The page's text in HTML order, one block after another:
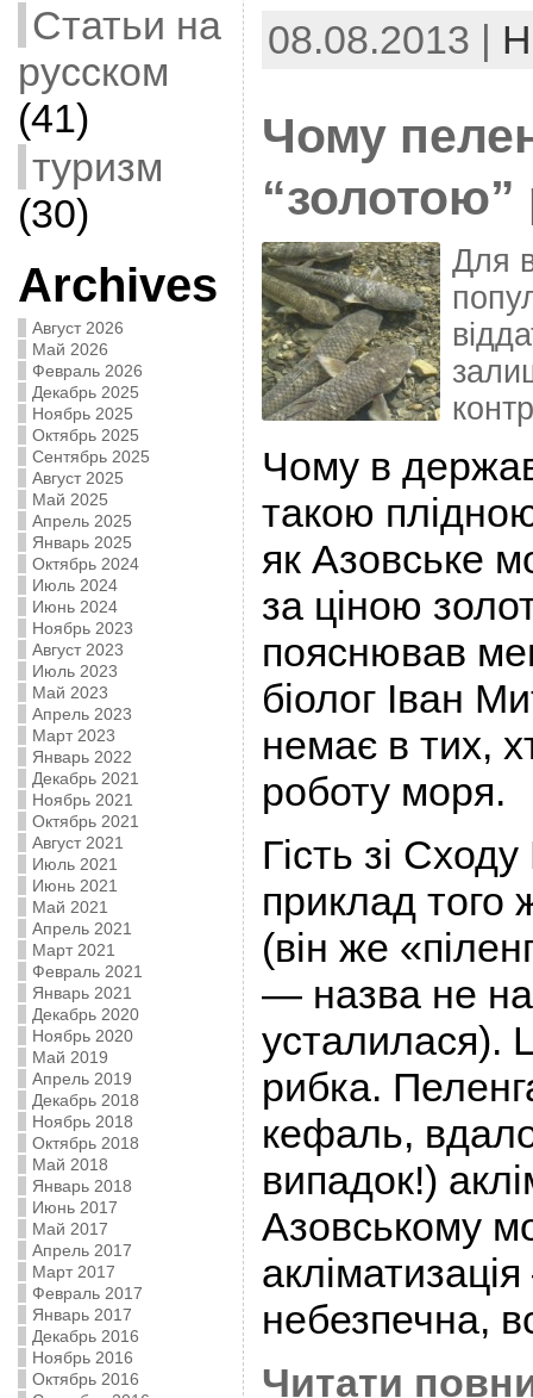
Статьи на
русском
(41)
туризм
(30)
Archives
Август 2026
Май 2026
Февраль 2026
Декабрь 2025
Ноябрь 2025
Октябрь 2025
Сентябрь 2025
Август 2025
Май 2025
Апрель 2025
Январь 2025
Октябрь 2024
Июль 2024
Июнь 2024
Ноябрь 2023
Август 2023
Июль 2023
Май 2023
Апрель 2023
Март 2023
Январь 2022
Декабрь 2021
Ноябрь 2021
Октябрь 2021
Август 2021
Июль 2021
Июнь 2021
Май 2021
Апрель 2021
Март 2021
Февраль 2021
Январь 2021
Декабрь 2020
Ноябрь 2020
Май 2019
Апрель 2019
Декабрь 2018
Ноябрь 2018
Октябрь 2018
Май 2018
Январь 2018
Июнь 2017
Май 2017
Апрель 2017
Март 2017
Февраль 2017
Январь 2017
Декабрь 2016
Ноябрь 2016
Октябрь 2016
08.08.2013 |
Чому
Для
Чому в
такою
як Азовське
за ціною
пояснював
біолог Іван
немає в тих,
роботу моря.
Гість зі
приклад того
(він же
— назва не
усталилася).
рибка.
кефаль, вдало
випадок!)
Азовському
небезпечна,
Читати